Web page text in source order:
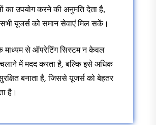
का उपयोग करने की अनुमति देता है,
यूजर्स को समान सेवाएं मिल सकें।
के माध्यम से ऑपरेटिंग सिस्टम न केवल
में मदद करता है, बल्कि इसे अधिक
बनाता है, जिससे यूजर्स को बेहतर
है।